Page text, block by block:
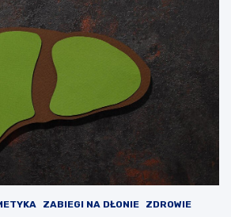
ZABIEGI NA DŁONIE ZDROWIE